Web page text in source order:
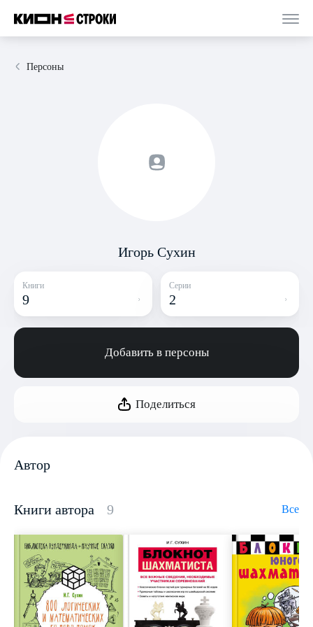
Персоны
Игорь Сухин
Книги
9
Серии
2
Добавить в персоны
Поделиться
Автор
Книги автора 9 Все